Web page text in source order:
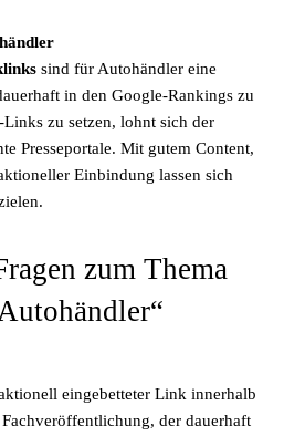
sind für Autohändler eine
in den Google-Rankings zu
zu setzen, lohnt sich der
Presseportale. Mit gutem Content,
Einbindung lassen sich
zum Thema
eingebetteter Link innerhalb
der dauerhaft